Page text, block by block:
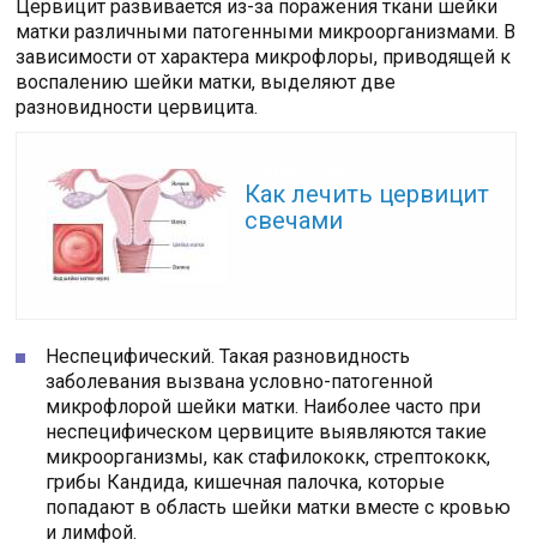
Цервицит развивается из-за поражения ткани шейки
матки различными патогенными микроорганизмами. В
зависимости от характера микрофлоры, приводящей к
воспалению шейки матки, выделяют две
разновидности цервицита.
Как лечить цервицит
свечами
Неспецифический. Такая разновидность
заболевания вызвана условно-патогенной
микрофлорой шейки матки. Наиболее часто при
неспецифическом цервиците выявляются такие
микроорганизмы, как стафилококк, стрептококк,
грибы Кандида, кишечная палочка, которые
попадают в область шейки матки вместе с кровью
и лимфой.